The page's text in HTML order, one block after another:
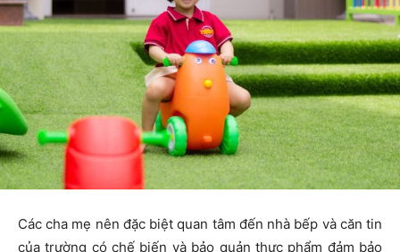
Các cha mẹ nên đặc biệt quan tâm đến nhà bếp và căn tin
của trường có chế biến và bảo quản thực phẩm đảm bảo